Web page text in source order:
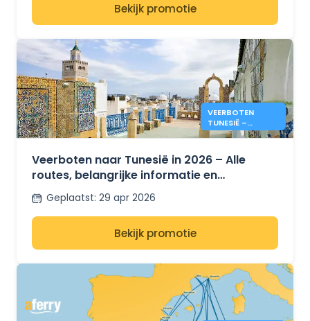
Bekijk promotie
VEERBOTEN
TUNESIË –
PRIJZEN & INFO
Veerboten naar Tunesië in 2026 – Alle
routes, belangrijke informatie en
prijsontwikkelingen voor de zomer
Geplaatst: 29 apr 2026
Bekijk promotie